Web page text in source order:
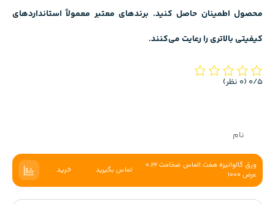
محصول اطمینان حاصل کنید. برندهای معتبر معمولاً استانداردهای
کیفیتی بالاتری را رعایت می‌کنند.
‫0/5 ‫(0 نظر)
نام
ورق گالوانیزه هفت الماس ضخامت 0.22
عرض 1000
تماس بگیرید خرید